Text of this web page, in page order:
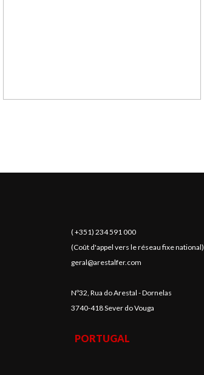
( +351) 234 591 000
(Coût d'appel vers le réseau fixe national)
geral@arestalfer.com
Nº32, Rua do Arestal - Dornelas
3740-418 Sever do Vouga
PORTUGAL